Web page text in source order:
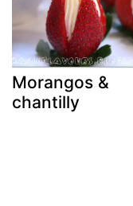
Morangos &
chantilly